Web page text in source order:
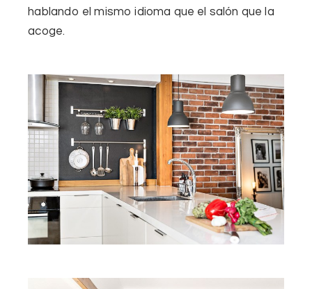
hablando el mismo idioma que el salón que la
acoge.